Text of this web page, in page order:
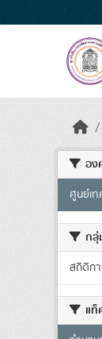
อง
ศูนย์เท
กลุ่
สถิติก
แท็